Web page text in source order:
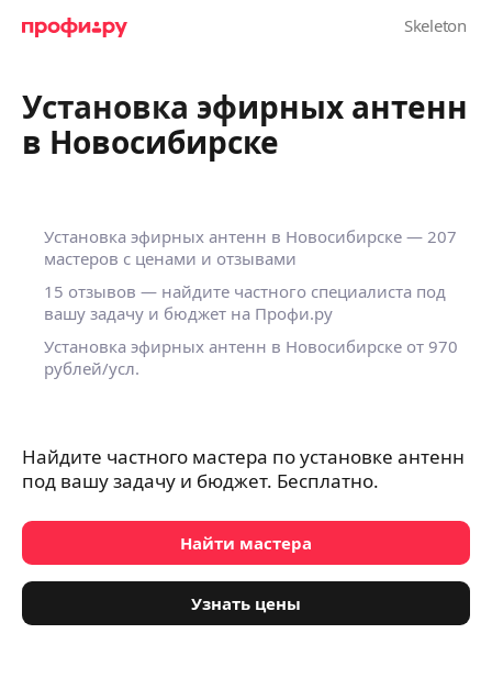
Установка эфирных антенн
в Новосибирске
Установка эфирных антенн в Новосибирске — 207
мастеров с ценами и отзывами
15 отзывов — найдите частного специалиста под
вашу задачу и бюджет на Профи.ру
Установка эфирных антенн в Новосибирске от 970
рублей/усл.
Найдите частного мастера по установке антенн
под вашу задачу и бюджет. Бесплатно.
Найти мастера
Узнать цены